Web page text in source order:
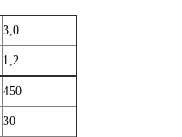
3,0
1,2
450
30